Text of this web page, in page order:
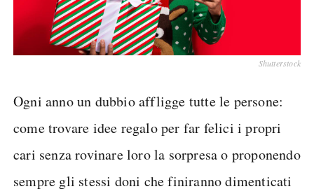
Shutterstock
Ogni anno un dubbio affligge tutte le persone:
come trovare idee regalo per far felici i propri
cari senza rovinare loro la sorpresa o proponendo
sempre gli stessi doni che finiranno dimenticati